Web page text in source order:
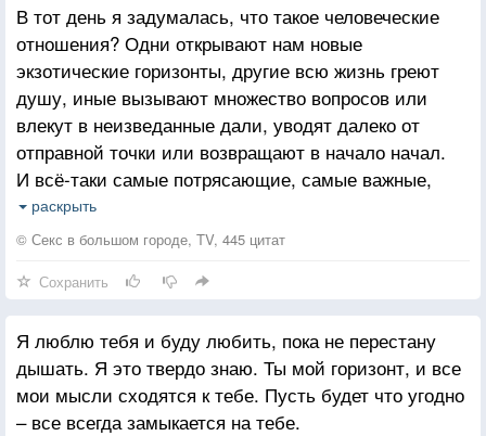
В тот день я задумалась, что такое человеческие
отношения? Одни открывают нам новые
экзотические горизонты, другие всю жизнь греют
душу, иные вызывают множество вопросов или
влекут в неизведанные дали, уводят далеко от
отправной точки или возвращают в начало начал.
И всё-таки самые потрясающие, самые важные,
самые сложные отношения – это отношения с
самим собой. И если ты встретишь того, кто
великое счастье.
раскрыть
© Секс в большом городе, TV, 445 цитат
Сохранить
Я люблю тебя и буду любить, пока не перестану
дышать. Я это твердо знаю. Ты мой горизонт, и все
мои мысли сходятся к тебе. Пусть будет что угодно
– все всегда замыкается на тебе.